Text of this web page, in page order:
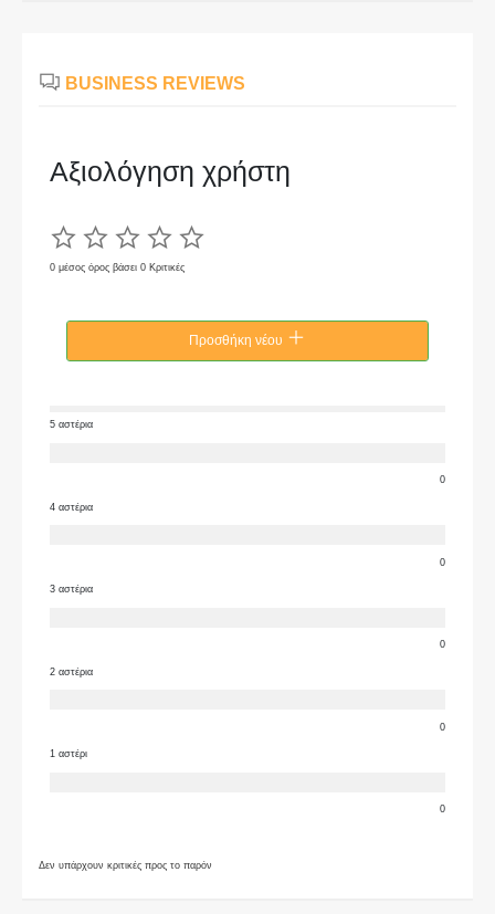
BUSINESS REVIEWS
Αξιολόγηση χρήστη
0 μέσος όρος βάσει 0 Κριτικές
Προσθήκη νέου
5 αστέρια
0
4 αστέρια
0
3 αστέρια
0
2 αστέρια
0
1 αστέρι
0
Δεν υπάρχουν κριτικές προς το παρόν